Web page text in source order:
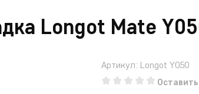
Longot Mate
Артикул: Longot Y050